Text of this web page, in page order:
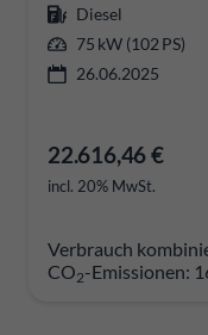
Diesel
75 kW (102 PS)
26.06.2025
22.616,46 €
incl. 20% MwSt.
Verbrauch
CO2-Emissionen: